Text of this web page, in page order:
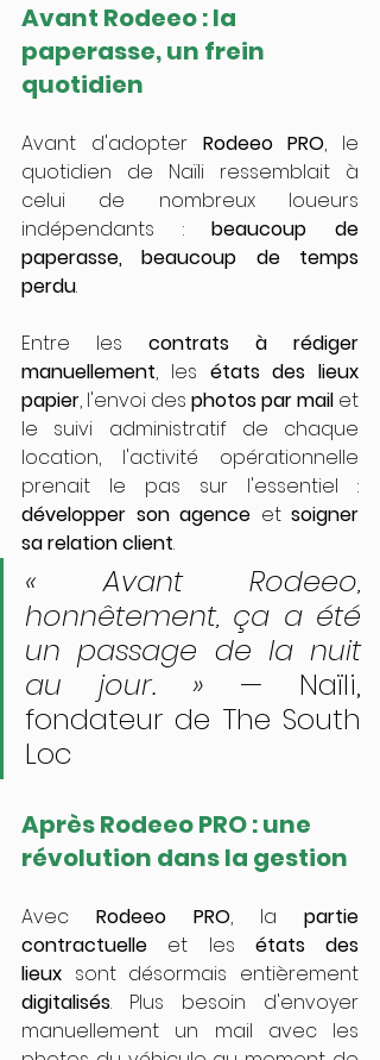
Avant Rodeeo : la
paperasse, un frein
quotidien
Avant d'adopter Rodeeo PRO, le
quotidien de Naïli ressemblait à
celui de nombreux loueurs
indépendants : beaucoup de
paperasse, beaucoup de temps
perdu.
Entre les contrats à rédiger
manuellement, les états des lieux
papier, l'envoi des photos par mail et
le suivi administratif de chaque
location, l'activité opérationnelle
développer son agence et soigner
sa relation client.
« Avant Rodeeo,
honnêtement, ça a été
un passage de la nuit
au jour. » — Naïli,
fondateur de The South
Loc
Après Rodeeo PRO : une
révolution dans la gestion
Avec Rodeeo PRO, la partie
contractuelle et les états des
lieux
digitalisés. Plus besoin d'envoyer
manuellement un mail avec les